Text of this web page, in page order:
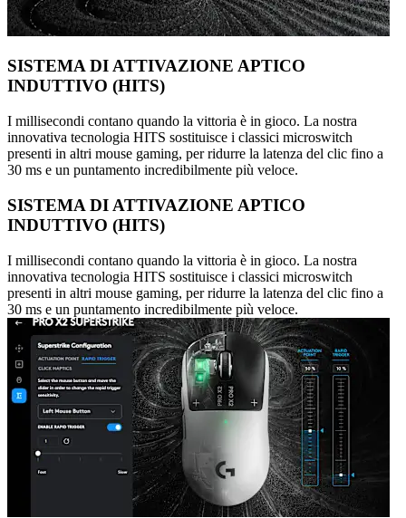
SISTEMA DI ATTIVAZIONE APTICO
INDUTTIVO (HITS)
I millisecondi contano quando la vittoria è in gioco. La nostra
innovativa tecnologia HITS sostituisce i classici microswitch
presenti in altri mouse gaming, per ridurre la latenza del clic fino a
30 ms e un puntamento incredibilmente più veloce.
SISTEMA DI ATTIVAZIONE APTICO
INDUTTIVO (HITS)
I millisecondi contano quando la vittoria è in gioco. La nostra
innovativa tecnologia HITS sostituisce i classici microswitch
presenti in altri mouse gaming, per ridurre la latenza del clic fino a
30 ms e un puntamento incredibilmente più veloce.